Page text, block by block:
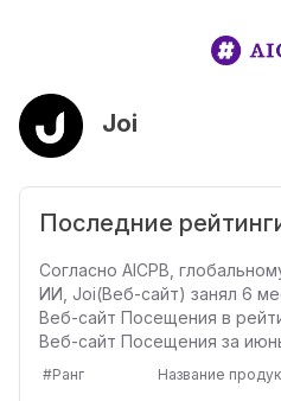
Joi
Последние
Согласно AICPB,
ИИ, Joi(Веб-сайт) занял 6
Веб-сайт Посещения в
Веб-сайт Посещения за
#Ранг Название